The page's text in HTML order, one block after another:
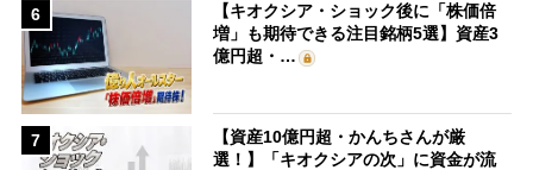
6
【キオクシア・ショック後に「株価倍
増」も期待できる注目銘柄5選】資産3
億円超・…
7
【資産10億円超・かんちさんが厳
選！】「キオクシアの次」に資金が流